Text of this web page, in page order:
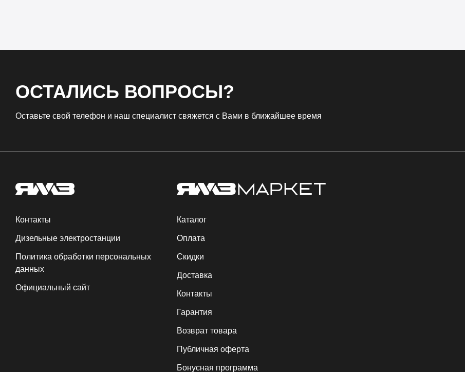
ОСТАЛИСЬ ВОПРОСЫ?
Оставьте свой телефон и наш специалист свяжется с Вами в ближайшее время
Контакты
Дизельные электростанции
Политика обработки персональных
данных
Официальный сайт
Каталог
Оплата
Скидки
Доставка
Контакты
Гарантия
Возврат товара
Публичная оферта
Бонусная программа